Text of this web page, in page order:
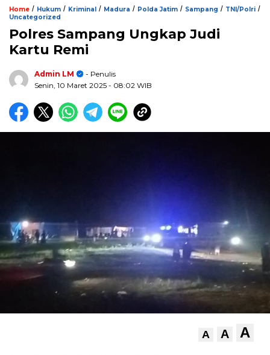
Home / Hukum / Kriminal / Madura / Polda Jatim / Sampang / TNI/Polri /
Uncategorized
Polres Sampang Ungkap Judi
Kartu Remi
Admin LM
- Penulis
Senin, 10 Maret 2025 - 08:02 WIB
A A A